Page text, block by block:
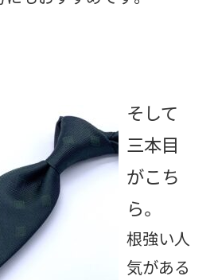
そして
三本目
がこち
ら。
根強い人
気がある